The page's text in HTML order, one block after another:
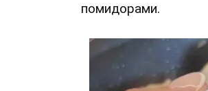
помидорами.